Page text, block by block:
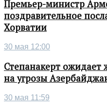
Премьер-министр
поздравительное
Хорватии
30 мая 12:00
Степанакерт ожидает
на угрозы
30 мая 11:59